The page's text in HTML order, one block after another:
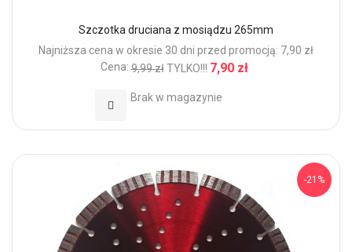
Szczotka druciana z mosiądzu 265mm
Najniższa cena w okresie 30 dni przed promocją: 7,90 zł
Cena: 9,99 zł TYLKO!!! 7,90 zł
Brak w magazynie
Dodaj do Ulubionych
-21%